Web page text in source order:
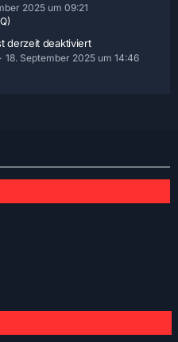
2025 um 09:21
derzeit deaktiviert
18. September 2025 um 14:46